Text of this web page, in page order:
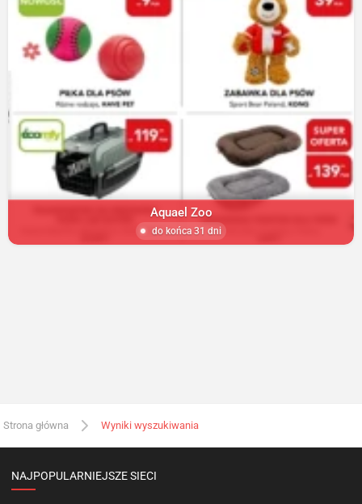
Aquael Zoo
do końca 31 dni
Strona główna Wyniki wyszukiwania
NAJPOPULARNIEJSZE SIECI